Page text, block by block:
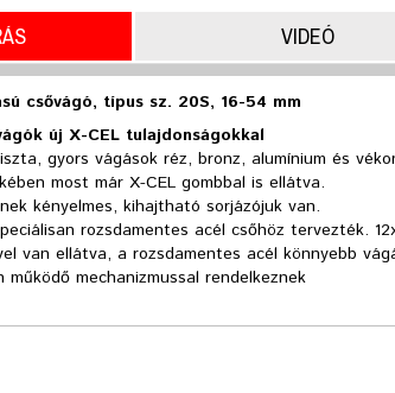
VIDEÓ
csővágó, típus sz. 20S, 16-54 mm
új X-CEL tulajdonságokkal
gyors vágások réz, bronz, alumínium és
most már X-CEL gombbal is ellátva.
kényelmes, kihajtható sorjázójuk van.
rozsdamentes acél csőhöz tervezték.
van ellátva, a rozsdamentes acél könnyebb
működő mechanizmussal rendelkeznek